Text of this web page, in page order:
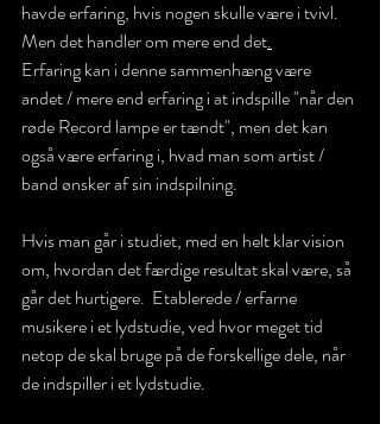
havde erfaring, hvis nogen skulle være i tvivl.
Men det handler om mere end det.
Erfaring kan i denne sammenhæng være
andet / mere end erfaring i at indspille "når den
røde Record lampe er tændt", men det kan
også være erfaring i, hvad man som artist /
band ønsker af sin indspilning.
Hvis man går i studiet, med en helt klar vision
om, hvordan det færdige resultat skal være, så
går det hurtigere.  Etablerede / erfarne
musikere i et lydstudie, ved hvor meget tid
netop de skal bruge på de forskellige dele, når
de indspiller i et lydstudie.